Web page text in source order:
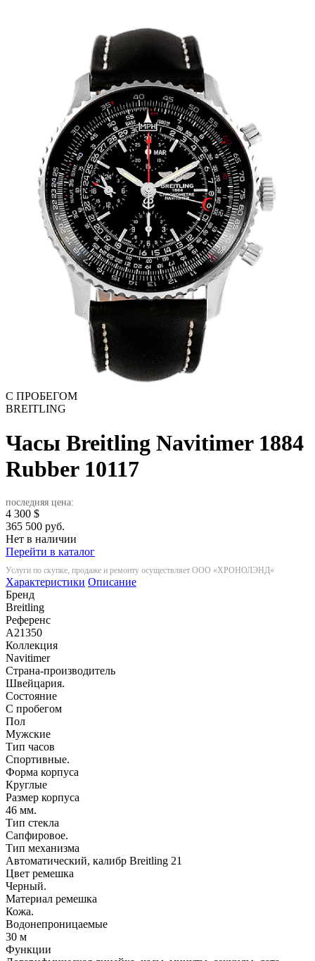
С ПРОБЕГОМ
BREITLING
Часы Breitling Navitimer 1884
Rubber 10117
последняя цена:
4 300 $
365 500 руб.
Нет в наличии
Перейти в каталог
Услуги по скупке, продаже и ремонту осуществляет ООО «ХРОНОЛЭНД»
Характеристики Описание
Бренд
Breitling
Референс
A21350
Коллекция
Navitimer
Страна-производитель
Швейцария.
Состояние
С пробегом
Пол
Мужские
Тип часов
Спортивные.
Форма корпуса
Круглые
Размер корпуса
46 мм.
Тип стекла
Сапфировое.
Тип механизма
Автоматический, калибр Breitling 21
Цвет ремешка
Черный.
Материал ремешка
Кожа.
Водонепроницаемые
30 м
Функции